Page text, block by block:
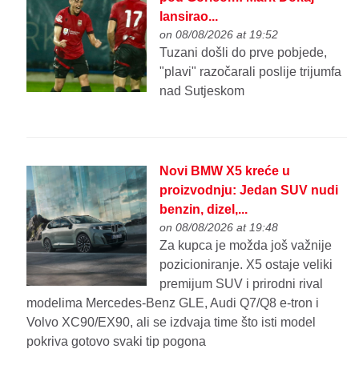
lansirao...
on 08/08/2026 at 19:52
Tuzani došli do prve pobjede,
"plavi" razočarali poslije trijumfa
nad Sutjeskom
Novi BMW X5 kreće u
proizvodnju: Jedan SUV nudi
benzin, dizel,...
on 08/08/2026 at 19:48
Za kupca je možda još važnije
pozicioniranje. X5 ostaje veliki
premijum SUV i prirodni rival
modelima Mercedes-Benz GLE, Audi Q7/Q8 e-tron i
Volvo XC90/EX90, ali se izdvaja time što isti model
pokriva gotovo svaki tip pogona